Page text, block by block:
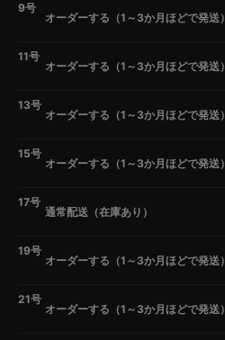
9号
オーダーする（1～3か月ほどで発送）
11号
オーダーする（1～3か月ほどで発送）
13号
オーダーする（1～3か月ほどで発送）
15号
オーダーする（1～3か月ほどで発送）
17号
通常配送（在庫あり）
19号
オーダーする（1～3か月ほどで発送）
21号
オーダーする（1～3か月ほどで発送）